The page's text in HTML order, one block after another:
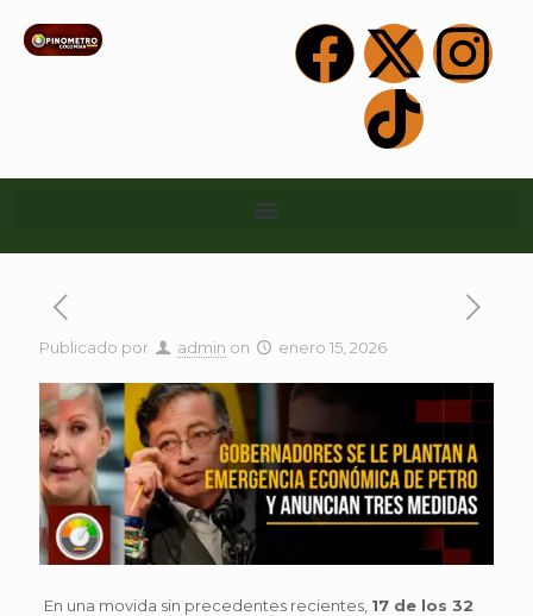
Publicado por admin on enero 15, 2026
En una movida sin precedentes recientes, 17 de los 32